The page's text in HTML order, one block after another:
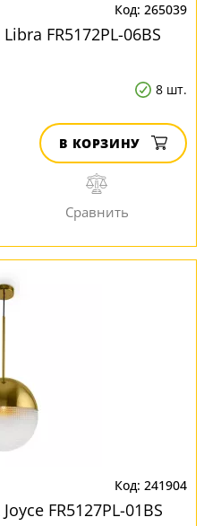
265039
FR5172PL-06BS
8 шт.
В КОРЗИНУ
241904
FR5127PL-01BS